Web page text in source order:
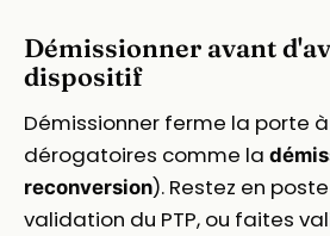
Démissionner avant
dispositif
Démissionner ferme la porte à
dérogatoires comme la
reconversion). Restez en
validation du PTP, ou faites